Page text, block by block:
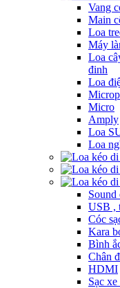
Vang
Main
Loa
Máy
Loa
đinh
Loa
Micro
Amply
Loa
Loa
Sound
USB ,
Cóc
Kara
Bình
Chân
HDMI
Sạc xe